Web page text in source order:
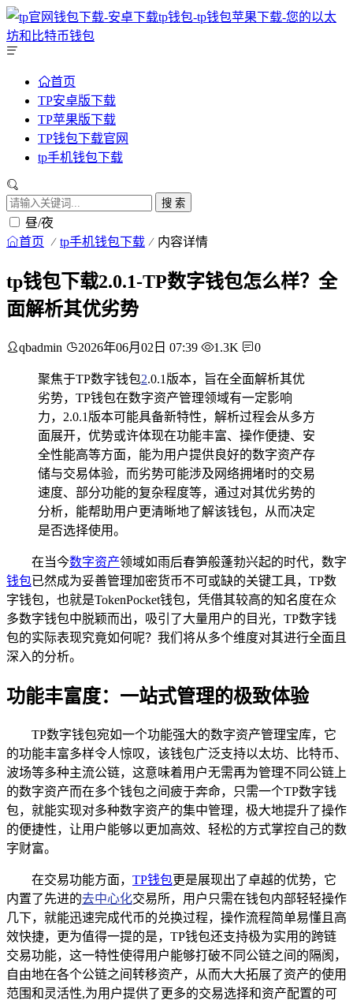
首页
TP安卓版下载
TP苹果版下载
TP钱包下载官网
tp手机钱包下载
搜 索
昼/夜
首页 tp手机钱包下载 内容详情
tp钱包下载2.0.1-TP数字钱包怎么样？全
面解析其优劣势
qbadmin 2026年06月02日 07:39 1.3K 0
聚焦于TP数字钱包2.0.1版本，旨在全面解析其优
劣势，TP钱包在数字资产管理领域有一定影响
力，2.0.1版本可能具备新特性，解析过程会从多方
面展开，优势或许体现在功能丰富、操作便捷、安
全性能高等方面，能为用户提供良好的数字资产存
储与交易体验，而劣势可能涉及网络拥堵时的交易
速度、部分功能的复杂程度等，通过对其优劣势的
分析，能帮助用户更清晰地了解该钱包，从而决定
是否选择使用。
在当今数字资产领域如雨后春笋般蓬勃兴起的时代，数字
钱包已然成为妥善管理加密货币不可或缺的关键工具，TP数
字钱包，也就是TokenPocket钱包，凭借其较高的知名度在众
多数字钱包中脱颖而出，吸引了大量用户的目光，TP数字钱
包的实际表现究竟如何呢？我们将从多个维度对其进行全面且
深入的分析。
功能丰富度：一站式管理的极致体验
TP数字钱包宛如一个功能强大的数字资产管理宝库，它
的功能丰富多样令人惊叹，该钱包广泛支持以太坊、比特币、
波场等多种主流公链，这意味着用户无需再为管理不同公链上
的数字资产而在多个钱包之间疲于奔命，只需一个TP数字钱
包，就能实现对多种数字资产的集中管理，极大地提升了操作
的便捷性，让用户能够以更加高效、轻松的方式掌控自己的数
字财富。
在交易功能方面， TP钱包更是展现出了卓越的优势，它
内置了先进的去中心化交易所，用户只需在钱包内部轻轻操作
几下，就能迅速完成代币的兑换过程，操作流程简单易懂且高
效快捷，更为值得一提的是，TP钱包还支持极为实用的跨链
交易功能，这一特性使得用户能够打破不同公链之间的隔阂，
自由地在各个公链之间转移资产，从而大大拓展了资产的使用
范围和灵活性,为用户提供了更多的交易选择和资产配置的可